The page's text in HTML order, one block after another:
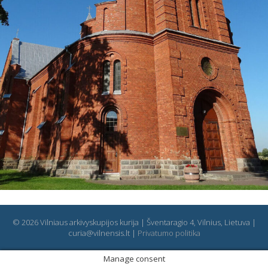
© 2026 Vilniaus arkivyskupijos kurija | Šventaragio 4, Vilnius, Lietuva |
curia@vilnensis.lt | Privatumo politika
Manage consent